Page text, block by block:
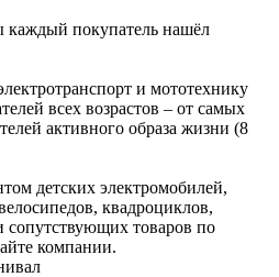
каждый покупатель нашёл
и мототехнику
всех возрастов – от самых
активного образа жизни (8
детских электромобилей,
квадроциклов,
сопутствующих товаров по
компании.